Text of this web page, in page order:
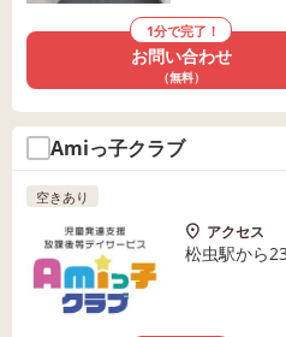
1分で完了！
お問い合わせ
（無料）
Amiっ子クラブ
空きあり
アクセス
松虫駅から